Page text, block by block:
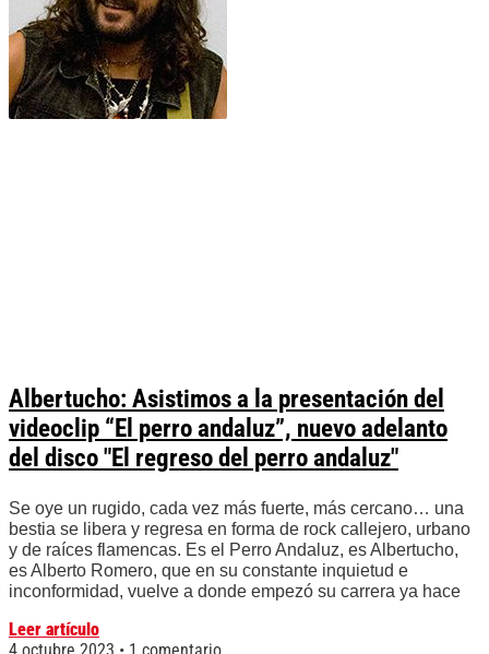
Albertucho: Asistimos a la presentación del
videoclip “El perro andaluz”, nuevo adelanto
del disco "El regreso del perro andaluz"
Se oye un rugido, cada vez más fuerte, más cercano… una
bestia se libera y regresa en forma de rock callejero, urbano
y de raíces flamencas. Es el Perro Andaluz, es Albertucho,
es Alberto Romero, que en su constante inquietud e
inconformidad, vuelve a donde empezó su carrera ya hace
Leer artículo